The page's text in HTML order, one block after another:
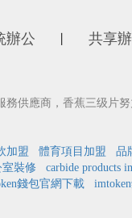
辦公 共享
應商，香蕉三级片努
加盟 體育項目加盟
品
裝修
carbide products
錢包官網下載